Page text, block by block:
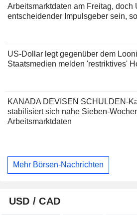
Arbeitsmarktdaten am Freitag, doch
entscheidender Impulsgeber sein,
US-Dollar legt gegenüber dem
Staatsmedien melden 'restriktives'
KANADA DEVISEN SCHULDEN-
stabilisiert sich nahe Sieben-
Arbeitsmarktdaten
Mehr Börsen-Nachrichten
USD / CAD